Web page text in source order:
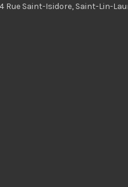
Rue Saint-Isidore, Saint-Lin-